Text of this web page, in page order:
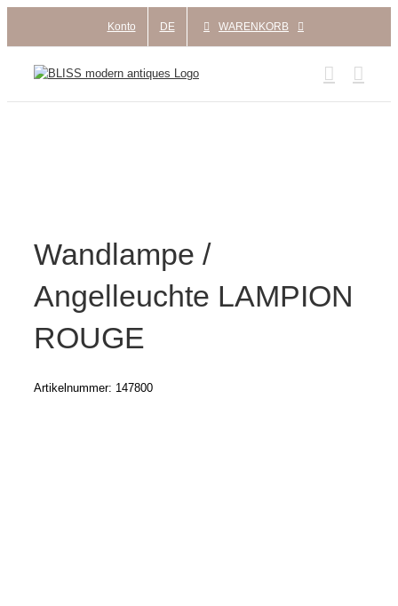
springen
Konto DE WARENKORB
Wandlampe /
Angelleuchte LAMPION
ROUGE
Artikelnummer: 147800